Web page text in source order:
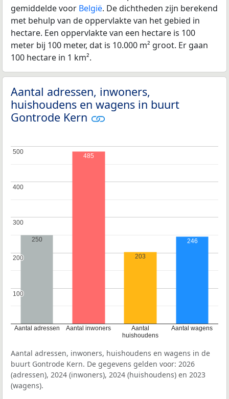
gemiddelde voor België. De dichtheden zijn berekend
met behulp van de oppervlakte van het gebied in
hectare. Een oppervlakte van een hectare is 100
meter bij 100 meter, dat is 10.000 m² groot. Er gaan
100 hectare in 1 km².
Aantal adressen, inwoners,
huishoudens en wagens in buurt
Gontrode Kern
Aantal adressen Aantal inwoners
Aantal
huishoudens
Aantal wagens
100
100
200
200
300
300
400
400
500
500
250
485
203
246
Aantal adressen, inwoners, huishoudens en wagens in de
buurt Gontrode Kern. De gegevens gelden voor: 2026
(adressen), 2024 (inwoners), 2024 (huishoudens) en 2023
(wagens).